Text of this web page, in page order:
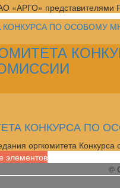
«АРГО»
КОНКУРСА ПО
оргкомитета Конкурса
элементов
©